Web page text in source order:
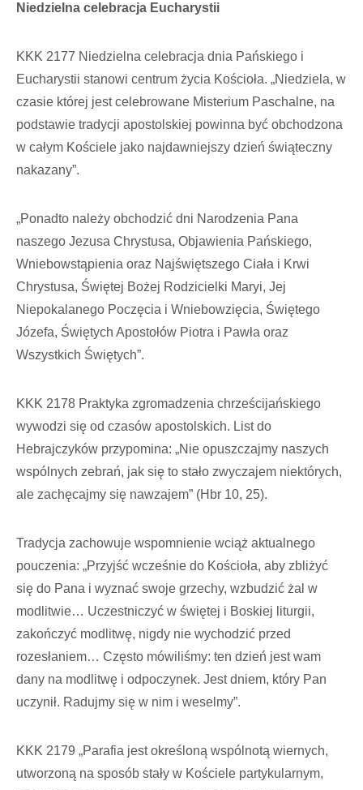
Niedzielna celebracja Eucharystii
KKK 2177 Niedzielna celebracja dnia Pańskiego i
Eucharystii stanowi centrum życia Kościoła. „Niedziela, w
czasie której jest celebrowane Misterium Paschalne, na
podstawie tradycji apostolskiej powinna być obchodzona
w całym Kościele jako najdawniejszy dzień świąteczny
nakazany”.
„Ponadto należy obchodzić dni Narodzenia Pana
naszego Jezusa Chrystusa, Objawienia Pańskiego,
Wniebowstąpienia oraz Najświętszego Ciała i Krwi
Chrystusa, Świętej Bożej Rodzicielki Maryi, Jej
Niepokalanego Poczęcia i Wniebowzięcia, Świętego
Józefa, Świętych Apostołów Piotra i Pawła oraz
Wszystkich Świętych”.
KKK 2178 Praktyka zgromadzenia chrześcijańskiego
wywodzi się od czasów apostolskich. List do
Hebrajczyków przypomina: „Nie opuszczajmy naszych
wspólnych zebrań, jak się to stało zwyczajem niektórych,
ale zachęcajmy się nawzajem” (Hbr 10, 25).
Tradycja zachowuje wspomnienie wciąż aktualnego
pouczenia: „Przyjść wcześnie do Kościoła, aby zbliżyć
się do Pana i wyznać swoje grzechy, wzbudzić żal w
modlitwie… Uczestniczyć w świętej i Boskiej liturgii,
zakończyć modlitwę, nigdy nie wychodzić przed
rozesłaniem… Często mówiliśmy: ten dzień jest wam
dany na modlitwę i odpoczynek. Jest dniem, który Pan
uczynił. Radujmy się w nim i weselmy”.
KKK 2179 „Parafia jest określoną wspólnotą wiernych,
utworzoną na sposób stały w Kościele partykularnym,